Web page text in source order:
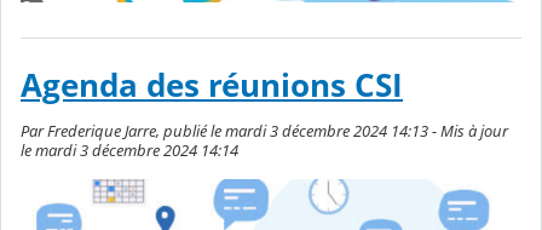
Agenda des réunions CSI
Par Frederique Jarre, publié le mardi 3 décembre 2024 14:13 - Mis à jour
le mardi 3 décembre 2024 14:14